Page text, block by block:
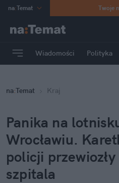
na:Temat
Poland
mama
Rozrywka
Twoje
Wiadomości Polityka
na:Temat Kraj
Panika na
Wrocławiu.
policji
szpitala